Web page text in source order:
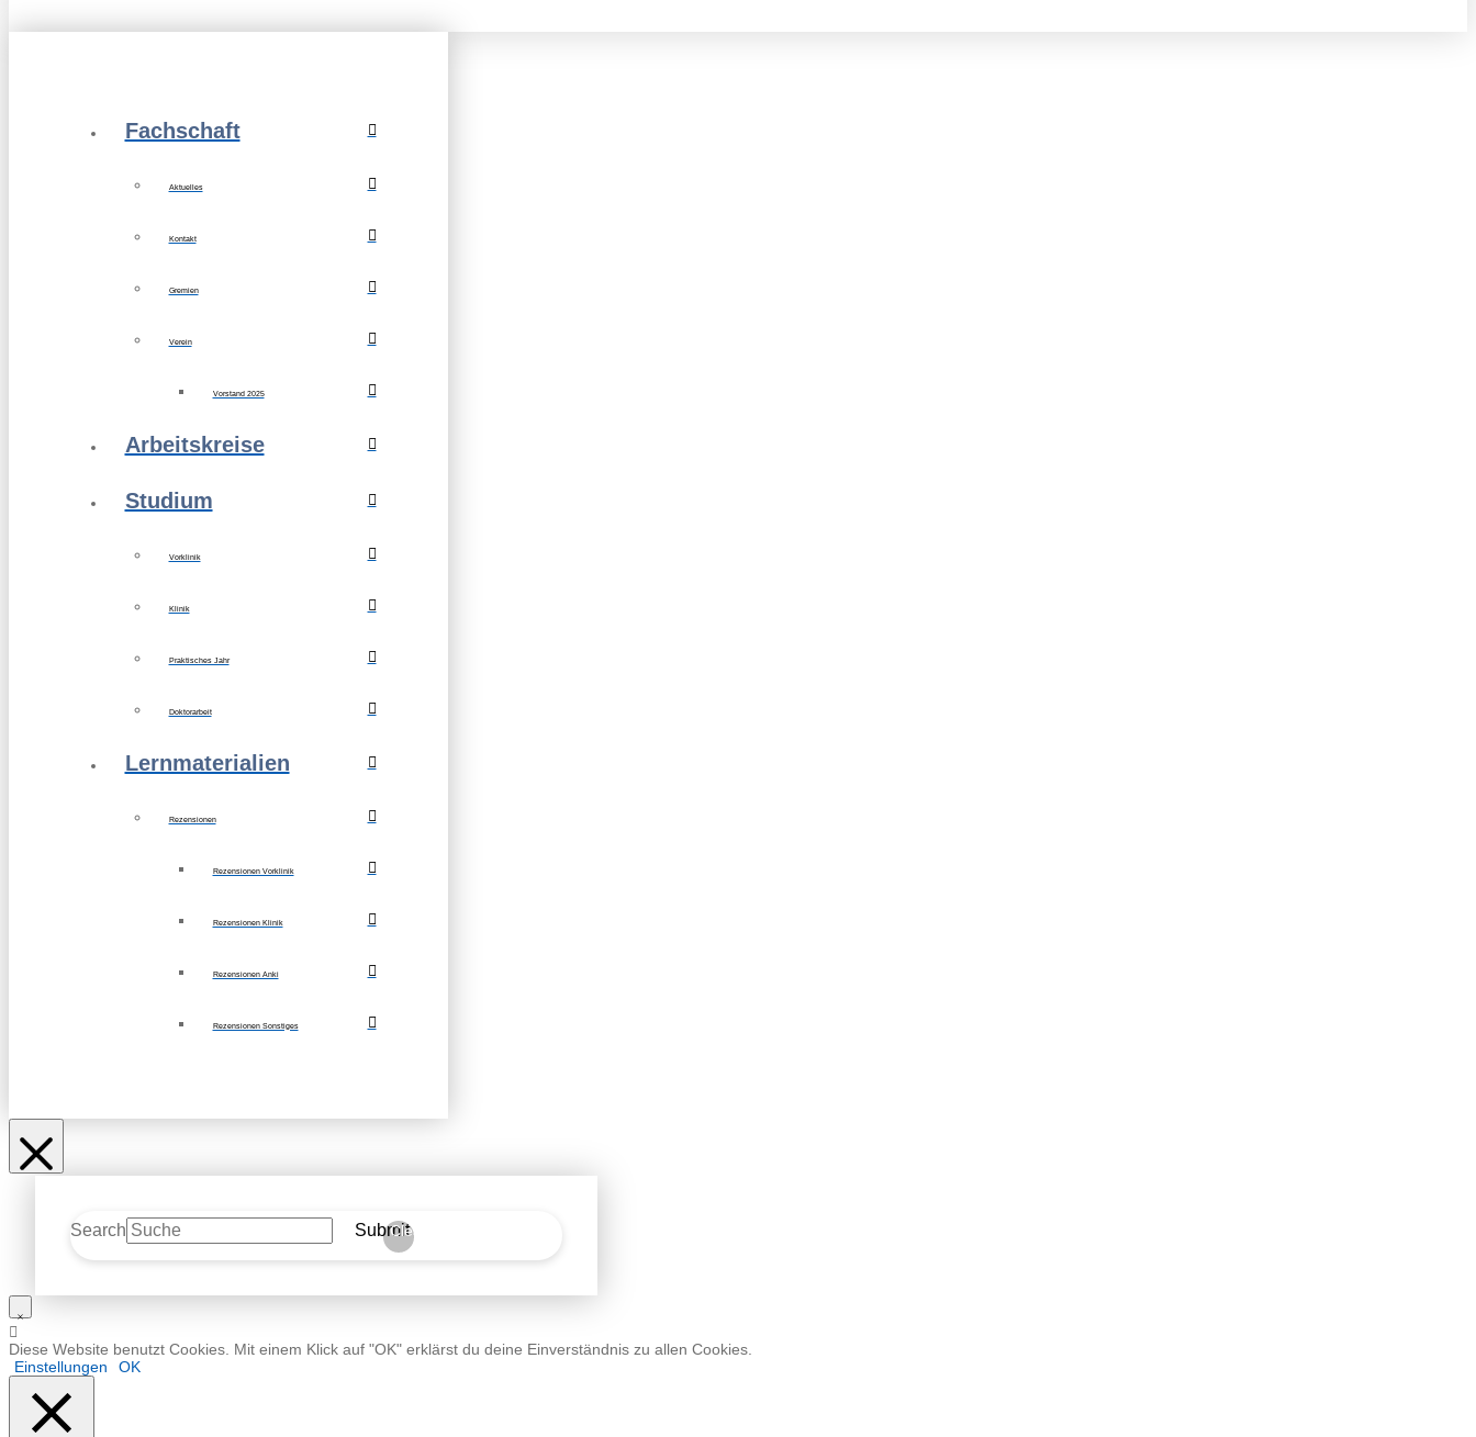
Fachschaft
Aktuelles
Kontakt
Gremien
Verein
Vorstand 2025
Arbeitskreise
Studium
Vorklinik
Klinik
Praktisches Jahr
Doktorarbeit
Lernmaterialien
Rezensionen
Rezensionen Vorklinik
Rezensionen Klinik
Rezensionen Anki
Rezensionen Sonstiges
Search Submit
Clear
Diese Website benutzt Cookies. Mit einem Klick auf "OK" erklärst du deine Einverständnis zu allen Cookies.
Einstellungen
OK